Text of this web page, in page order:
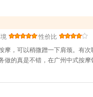
性价比
摩，可以稍微蹭一下肩颈。有
做的真是不错，在广州中式按